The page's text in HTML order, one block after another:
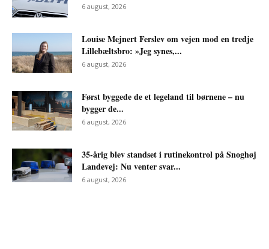
6 august, 2026
Louise Mejnert Ferslev om vejen mod en tredje
Lillebæltsbro: »Jeg synes,...
6 august, 2026
Først byggede de et legeland til børnene – nu
bygger de...
6 august, 2026
35-årig blev standset i rutinekontrol på Snoghøj
Landevej: Nu venter svar...
6 august, 2026